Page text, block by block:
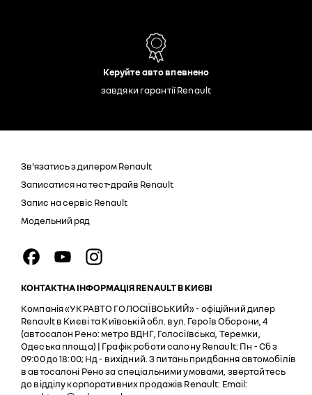
Керуйте авто впевнено
завдяки гарантії Renault
Зв'язатись з дилером Renault
Записатися на тест-драйв Renault
Запис на сервіс Renault
Модельний ряд
КОНТАКТНА ІНФОРМАЦІЯ RENAULT В КИЄВІ
Компанія «УКРАВТО ГОЛОСІЇВСЬКИЙ» - офіційний дилер
Renault в Києві та Київській обл. вул. Героїв Оборони, 4
(автосалон Рено: метро ВДНГ, Голосіївська, Теремки,
Одеська площа) | Графік роботи салону Renault: Пн - Cб з
09:00 до 18:00; Нд - вихідний. З питань придбання автомобілів
в автосалоні Рено за спеціальними умовами, звертайтесь
до відділу корпоративних продажів Renault: Email: